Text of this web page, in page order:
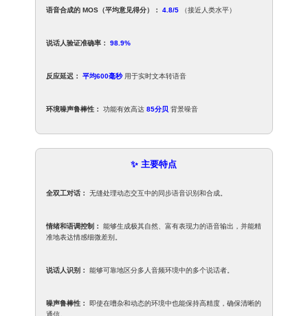
语音合成的 MOS（平均意见得分）： 4.8/5 （接近人类水平）
说话人验证准确率： 98.9%
反应延迟： 平均600毫秒用于实时文本转语音
环境噪声鲁棒性： 功能有效高达85分贝 背景噪音
✨ 主要特点
全双工对话： 无缝处理动态交互中的同步语音识别和合成。
情绪和语调控制：
能够生成极其自然、富有表现力的语音输出，并能精
准地表达情感细微差别。
说话人识别： 能够可靠地区分多人音频环境中的多个说话者。
噪声鲁棒性：
即使在嘈杂和动态的环境中也能保持高精度，确保清晰的